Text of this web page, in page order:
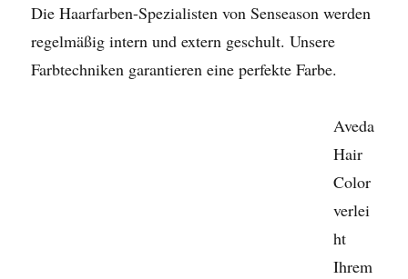
Die Haarfarben-Spezialisten von Senseason werden
regelmäßig intern und extern geschult. Unsere
Farbtechniken garantieren eine perfekteFarbe.
Aveda
Hair
Color
verlei
ht
Ihrem